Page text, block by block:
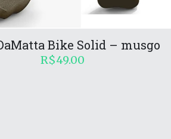
Bike Solid – musgo
R$49.00